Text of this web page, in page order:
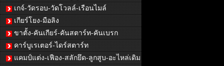
เกจ์-วัดรอบ-วัดโวลล์-เรือนไมล์
เกียร์โยง-มือลิง
ขาตั้ง-คันเกียร์-คันสตาร์ท-คันเบรก
คาร์บูเรเตอร์-ไดร์สตาร์ท
แคมป์แต่ง-เฟือง-สลักยึด-ลูกสูบ-อะไหล่เดิม